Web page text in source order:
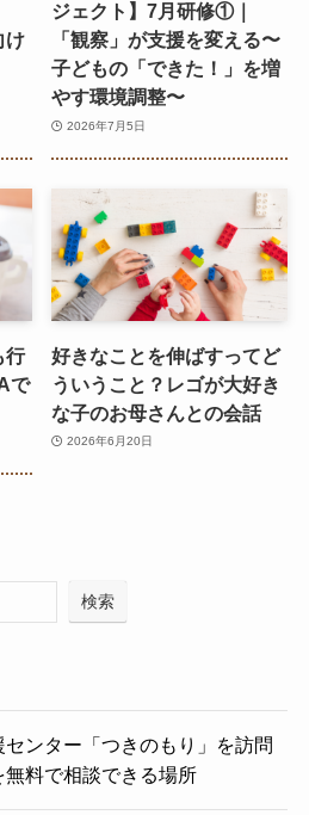
け
ジェクト】7月研修①｜
「観察」が支援を変える〜
子どもの「できた！」を増
やす環境調整〜
2026年7月5日
行
で
好きなことを伸ばすってど
ういうこと？レゴが大好き
な子のお母さんとの会話
2026年6月20日
検索
センター「つきのもり」を訪問
無料で相談できる場所